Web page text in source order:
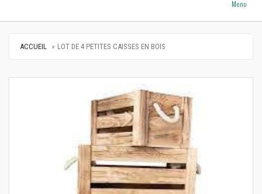
Menu
ACCUEIL LOT DE 4 PETITES CAISSES EN BOIS